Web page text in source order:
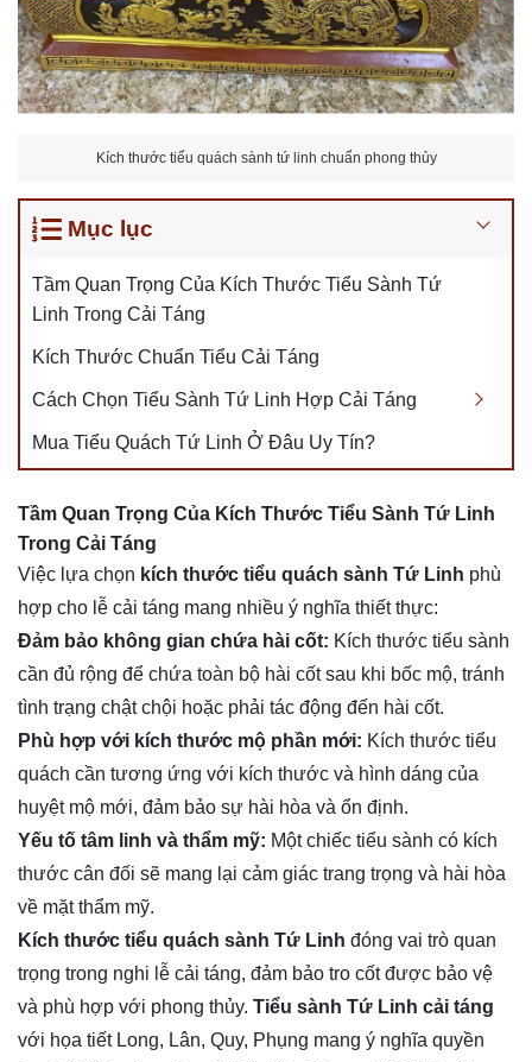
Kích thước tiểu quách sành tứ linh chuẩn phong thủy
Mục lục
Tầm Quan Trọng Của Kích Thước Tiểu Sành Tứ
Linh Trong Cải Táng
Kích Thước Chuẩn Tiểu Cải Táng
Cách Chọn Tiểu Sành Tứ Linh Hợp Cải Táng
Mua Tiểu Quách Tứ Linh Ở Đâu Uy Tín?
Tầm Quan Trọng Của Kích Thước Tiểu Sành Tứ Linh
Trong Cải Táng
Việc lựa chọn kích thước tiểu quách sành Tứ Linh phù
hợp cho lễ cải táng mang nhiều ý nghĩa thiết thực:
Đảm bảo không gian chứa hài cốt: Kích thước tiểu sành
cần đủ rộng để chứa toàn bộ hài cốt sau khi bốc mộ, tránh
tình trạng chật chội hoặc phải tác động đến hài cốt.
Phù hợp với kích thước mộ phần mới: Kích thước tiểu
quách cần tương ứng với kích thước và hình dáng của
huyệt mộ mới, đảm bảo sự hài hòa và ổn định.
Yếu tố tâm linh và thẩm mỹ: Một chiếc tiểu sành có kích
thước cân đối sẽ mang lại cảm giác trang trọng và hài hòa
về mặt thẩm mỹ.
Kích thước tiểu quách sành Tứ Linh đóng vai trò quan
trọng trong nghi lễ cải táng, đảm bảo tro cốt được bảo vệ
và phù hợp với phong thủy. Tiểu sành Tứ Linh cải táng
với họa tiết Long, Lân, Quy, Phụng mang ý nghĩa quyền